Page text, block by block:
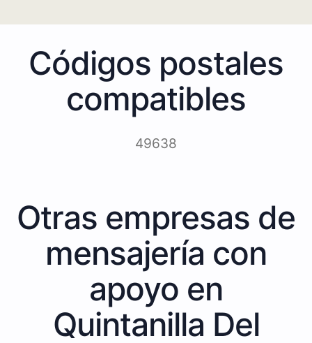
Códigos postales
compatibles
49638
Otras empresas de
mensajería con
apoyo en
Quintanilla Del